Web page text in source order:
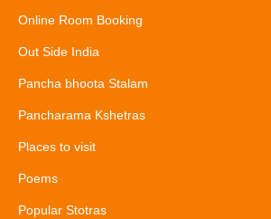
Online Room Booking
Out Side India
Pancha bhoota Stalam
Pancharama Kshetras
Places to visit
Poems
Popular Stotras